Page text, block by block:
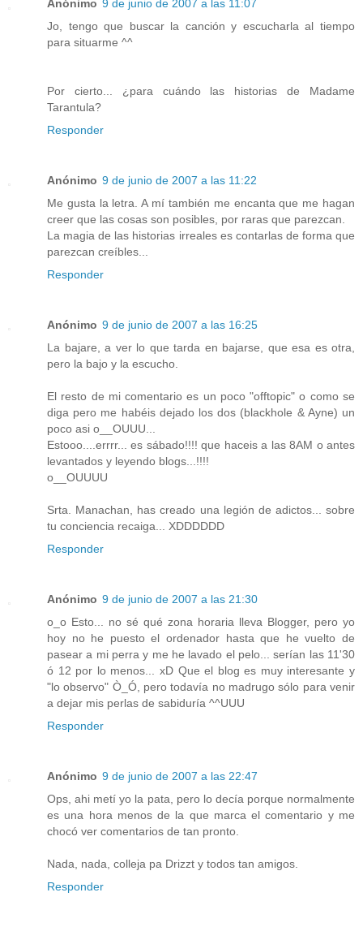
Anónimo 9 de junio de 2007 a las 11:07
Jo, tengo que buscar la canción y escucharla al tiempo
para situarme ^^
Por cierto... ¿para cuándo las historias de Madame
Tarantula?
Responder
Anónimo 9 de junio de 2007 a las 11:22
Me gusta la letra. A mí también me encanta que me hagan
creer que las cosas son posibles, por raras que parezcan.
La magia de las historias irreales es contarlas de forma que
parezcan creíbles...
Responder
Anónimo 9 de junio de 2007 a las 16:25
La bajare, a ver lo que tarda en bajarse, que esa es otra,
pero la bajo y la escucho.
El resto de mi comentario es un poco "offtopic" o como se
diga pero me habéis dejado los dos (blackhole & Ayne) un
poco asi o__OUUU...
Estooo....errrr... es sábado!!!! que haceis a las 8AM o antes
levantados y leyendo blogs...!!!!
o__OUUUU
Srta. Manachan, has creado una legión de adictos... sobre
tu conciencia recaiga... XDDDDDD
Responder
Anónimo 9 de junio de 2007 a las 21:30
o_o Esto... no sé qué zona horaria lleva Blogger, pero yo
hoy no he puesto el ordenador hasta que he vuelto de
pasear a mi perra y me he lavado el pelo... serían las 11'30
ó 12 por lo menos... xD Que el blog es muy interesante y
"lo observo" Ò_Ó, pero todavía no madrugo sólo para venir
a dejar mis perlas de sabiduría ^^UUU
Responder
Anónimo 9 de junio de 2007 a las 22:47
Ops, ahi metí yo la pata, pero lo decía porque normalmente
es una hora menos de la que marca el comentario y me
chocó ver comentarios de tan pronto.
Nada, nada, colleja pa Drizzt y todos tan amigos.
Responder